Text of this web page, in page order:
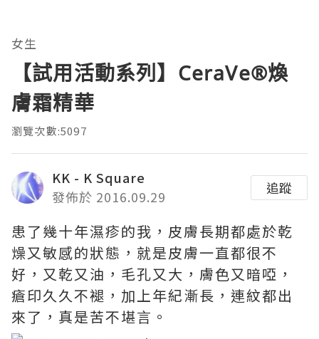
女生
【試用活動系列】CeraVe®煥
膚霜精華
瀏覽次數:5097
KK - K Square
發佈於 2016.09.29
追蹤
患了幾十年濕疹的我，皮膚長期都處於乾
燥又敏感的狀態，就是皮膚一直都很不
好，又乾又油，毛孔又大，膚色又暗啞，
瘡印久久不褪，加上年紀漸長，連紋都出
來了，真是苦不堪言。